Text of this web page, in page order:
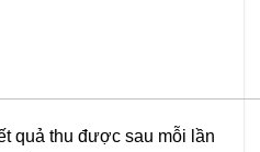
quả thu được sau mỗi lần